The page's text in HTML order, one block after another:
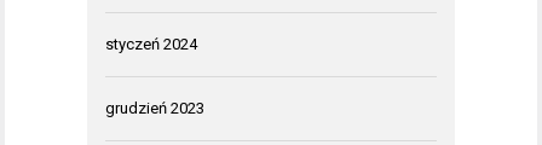
styczeń 2024
grudzień 2023